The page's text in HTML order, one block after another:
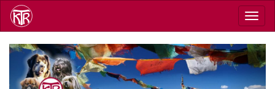
Direkt
zum
Inhalt
Previous Next